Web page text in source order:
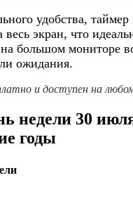
удобства,
весь экран, что
большом мониторе
ожидания.
и доступен на
недели 30
годы